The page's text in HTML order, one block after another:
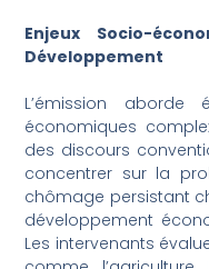
Enjeux Socio-
Développement
L’émission
économiques
des discours
concentrer sur la
chômage persistant
développement
Les intervenants